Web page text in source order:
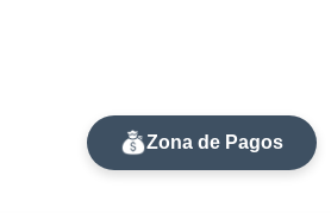
Zona de Pagos